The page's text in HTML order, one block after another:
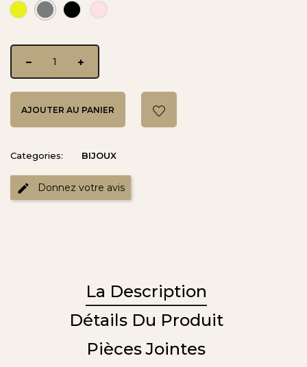
or
jaune
Rhodium
blanc
Rhodium
noir
Or
AJOUTER AU PANIER
Categories: BIJOUX
Donnez votre avis
La Description
Détails Du Produit
Pièces Jointes